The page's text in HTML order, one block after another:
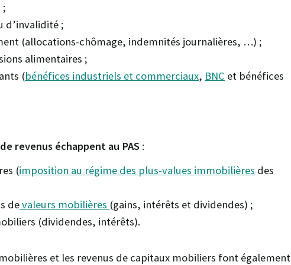
;
d’invalidité ;
(allocations-chômage, indemnités journalières, …) ;
alimentaires ;
(bénéfices industriels et commerciaux, BNC et bénéfices
revenus échappent au PAS :
(imposition au régime des plus-values immobilières des
devaleurs mobilières (gains, intérêts et dividendes) ;
(dividendes, intérêts).
et les revenus de capitaux mobiliers font également